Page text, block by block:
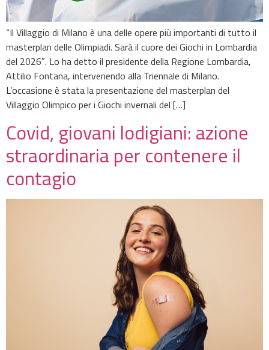
“Il Villaggio di Milano è una delle opere più importanti di tutto il
masterplan delle Olimpiadi. Sarà il cuore dei Giochi in Lombardia
del 2026″. Lo ha detto il presidente della Regione Lombardia,
Attilio Fontana, intervenendo alla Triennale di Milano.
L’occasione è stata la presentazione del masterplan del
Villaggio Olimpico per i Giochi invernali del […]
Covid, giovani lodigiani: azione
straordinaria per contenere il
contagio